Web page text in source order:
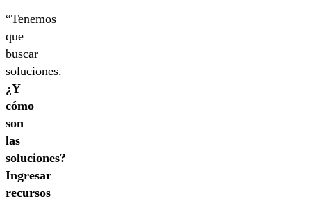
“Tenemos
que
buscar
soluciones.
¿Y
cómo
son
las
soluciones?
Ingresar
recursos